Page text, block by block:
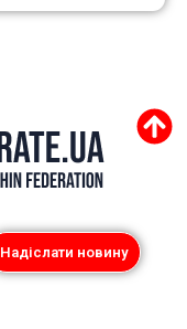
Надіслати новину